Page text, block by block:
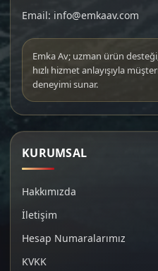
Email: info@emkaav.com
Emka Av; uzman ürün
hızlı hizmet anlayışıyla
deneyimi sunar.
KURUMSAL
Hakkımızda
İletişim
Hesap Numaralarımız
KVKK